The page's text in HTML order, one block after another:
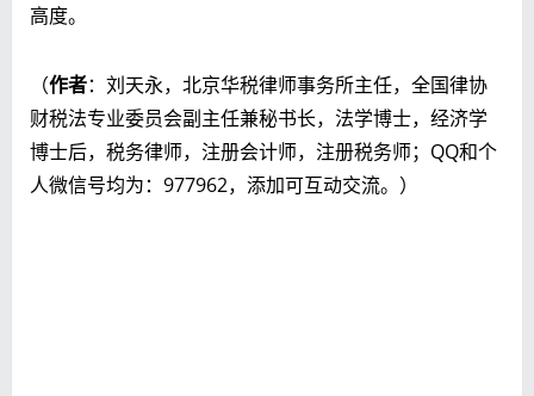
高度。
（作者：刘天永，北京华税律师事务所主任，全国律协
财税法专业委员会副主任兼秘书长，法学博士，经济学
博士后，税务律师，注册会计师，注册税务师；QQ和个
人微信号均为：977962，添加可互动交流。）